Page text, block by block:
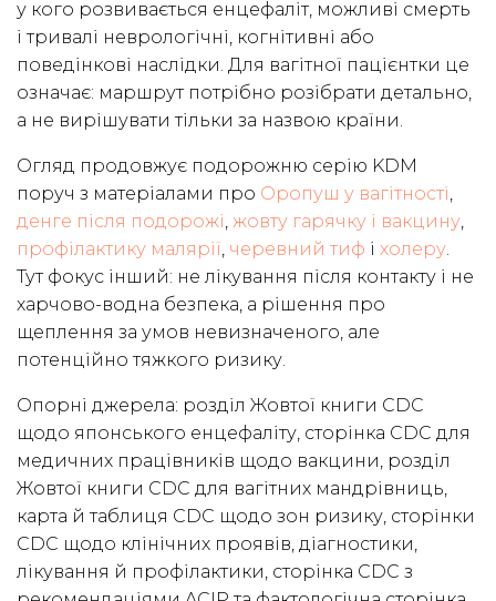
у кого розвивається енцефаліт, можливі смерть
і тривалі неврологічні, когнітивні або
поведінкові наслідки. Для вагітної пацієнтки це
означає: маршрут потрібно розібрати детально,
а не вирішувати тільки за назвою країни.
Огляд продовжує подорожню серію KDM
поруч з матеріалами про Оропуш у вагітності,
денге після подорожі, жовту гарячку і вакцину,
профілактику малярії, черевний тиф і холеру.
Тут фокус інший: не лікування після контакту і не
харчово-водна безпека, а рішення про
щеплення за умов невизначеного, але
потенційно тяжкого ризику.
Опорні джерела: розділ Жовтої книги CDC
щодо японського енцефаліту, сторінка CDC для
медичних працівників щодо вакцини, розділ
Жовтої книги CDC для вагітних мандрівниць,
карта й таблиця CDC щодо зон ризику, сторінки
CDC щодо клінічних проявів, діагностики,
лікування й профілактики, сторінка CDC з